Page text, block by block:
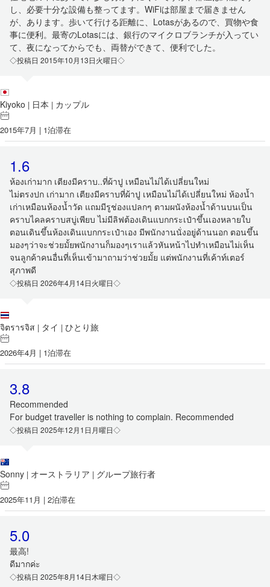
し、必要十分な設備も整ってます。WiFiは部屋まで届きません
が、あります。歩いて行ける距離に、Lotasがあるので、買物や食
事に便利。最寄のLotasには、銀行のマイクロブランチが入ってい
て、夜になってからでも、両替ができて、便利でした。
◇投稿日 2015年10月13日火曜日◇
Kiyoko | 日本 | カップル
2015年7月 | 1泊滞在
1.6
ห้องเก่ามาก เตียงมีคราบ..ที่ผ้าปู เหมือนไม่ได้เปลี่ยนใหม่
ไม่ตรงปก เก่ามาก เตียงมีคราบที่ผ้าปู เหมือนไม่ได้เปลี่ยนใหม่ ห้องน้ำ
เก่าเหมือนห้องน้ำวัด แถมมีรูช่องแปลกๆ ตามผนังห้องน้ำด้านบนเป็น
คราบไคลคราบสบู่เพียบ ไม่มีลิฟต้องเดินแบกกระเป๋าขึ้นเองหลายใบ
ตอนเดินขึ้นห้องเดินแบกกระเป๋าเอง มีพนักงานนั่งอยู่ด้านนอก ตอนขึ้น
มองๆว่าจะช่วยมั้ยพนักงานก็มองๆเราแล้วหันหน้าไปทำเหมือนไม่เห็น
จนลูกค้าคนอื่นที่เห็นเข้ามาถามว่าช่วยมั้ย แต่พนักงานที่เค้าท์เตอร์
สุภาพดี
◇投稿日 2026年4月14日火曜日◇
จิตรารจิส | タイ | ひとり旅
2026年4月 | 1泊滞在
3.8
Recommended
For budget traveller is nothing to complain. Recommended
◇投稿日 2025年12月1日月曜日◇
Sonny | オーストラリア | グループ旅行者
2025年11月 | 2泊滞在
5.0
最高!
ดีมากค่ะ
◇投稿日 2025年8月14日木曜日◇